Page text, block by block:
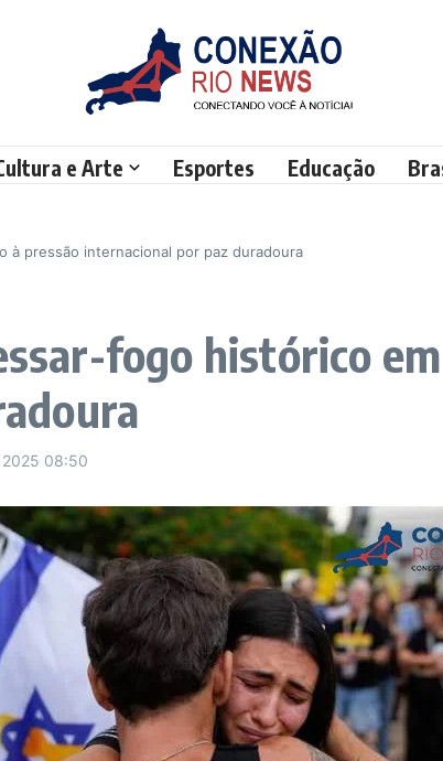
e Arte Esportes Educação
à pressão internacional por paz duradoura
fogo histórico
08:50